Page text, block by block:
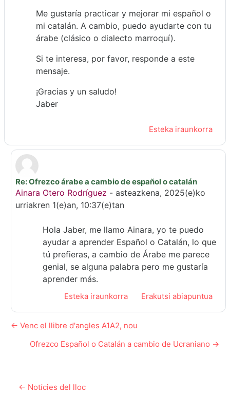
Me gustaría practicar y mejorar mi español o
mi catalán. A cambio, puedo ayudarte con tu
árabe (clásico o dialecto marroquí).
Si te interesa, por favor, responde a este
mensaje.
¡Gracias y un saludo!
Jaber
Esteka iraunkorra
Jaber Aziz(e)ri erantzunda
Re: Ofrezco árabe a cambio de español o catalán
Ainara Otero Rodríguez - asteazkena, 2025(e)ko
urriakren 1(e)an, 10:37(e)tan
Hola Jaber, me llamo Ainara, yo te puedo
ayudar a aprender Español o Catalán, lo que
tú prefieras, a cambio de Árabe me parece
genial, se alguna palabra pero me gustaría
aprender más.
Esteka iraunkorra Erakutsi abiapuntua
← Venc el llibre d'angles A1A2, nou
Ofrezco Español o Catalán a cambio de Ucraniano →
← Notícies del lloc